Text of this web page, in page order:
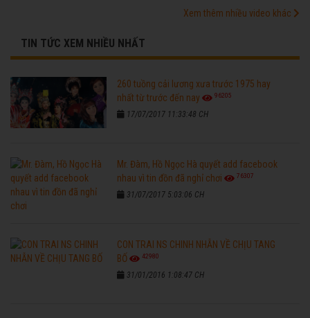
Xem thêm nhiều video khác
TIN TỨC XEM NHIỀU NHẤT
260 tuồng cải lương xưa trước 1975 hay
nhất từ trước đến nay
96205
17/07/2017 11:33:48 CH
Mr. Đàm, Hồ Ngọc Hà quyết add facebook
nhau vì tin đồn đã nghỉ chơi
76307
31/07/2017 5:03:06 CH
CON TRAI NS CHINH NHẪN VỀ CHỊU TANG
BỐ
42980
31/01/2016 1:08:47 CH